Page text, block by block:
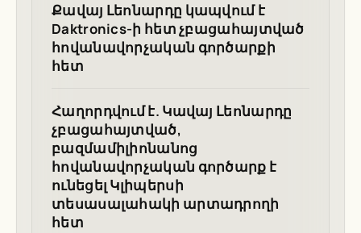
Քավայ Լեոնարդը կապվում է
Daktronics-ի հետ չբացահայտված
հովանավորչական գործարքի
հետ
Հաղորդվում է. Կավայ Լեոնարդը
չբացահայտված,
բազմամիլիոնանոց
հովանավորչական գործարք է
ունեցել Կլիպերսի
տեսասալահակի արտադրողի
հետ